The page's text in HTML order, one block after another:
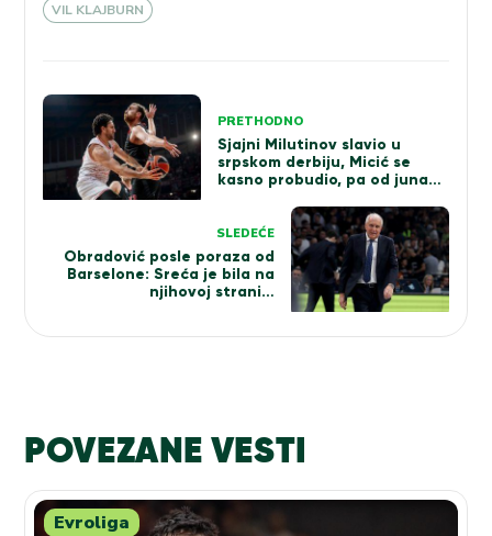
VIL KLAJBURN
Kretanje
članka
PRETHODNO
Sjajni Milutinov slavio u
srpskom derbiju, Micić se
kasno probudio, pa od junaka
SLEDEĆE
Obradović posle poraza od
Barselone: Sreća je bila na
njihovoj strani…
POVEZANE VESTI
Evroliga